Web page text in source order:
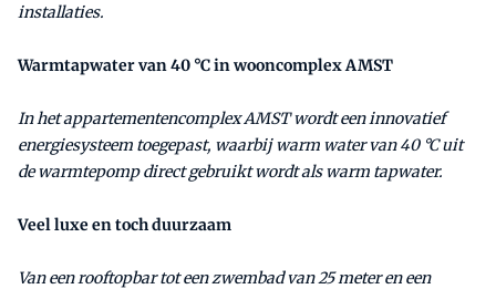
installaties.
Warmtapwater van 40 °C in wooncomplex AMST
In het appartementencomplex AMST wordt een innovatief
energiesysteem toegepast, waarbij warm water van 40 °C uit
de warmtepomp direct gebruikt wordt als warm tapwater.
Veel luxe en toch duurzaam
Van een rooftopbar tot een zwembad van 25 meter en een